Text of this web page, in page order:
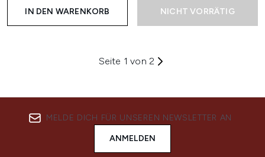
IN DEN WARENKORB NICHT VORRÄTIG
Seite 1 von 2
MELDE DICH FÜR UNSEREN NEWSLETTER AN
ANMELDEN